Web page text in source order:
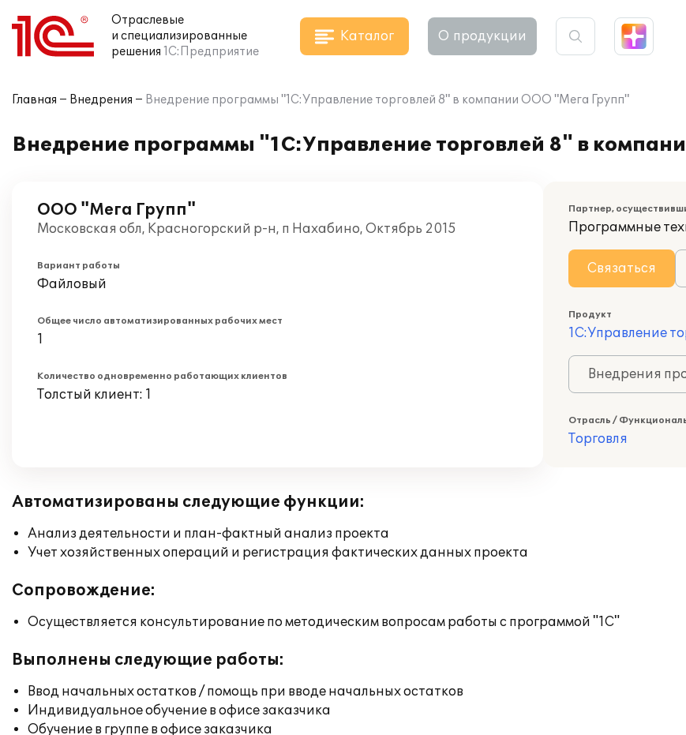
Отраслевые
и специализированные
решения 1С:Предприятие
Каталог О продукции
Главная Внедрения Внедрение программы "1С:Управление торговлей 8" в компании ООО "Мега Групп"
Внедрение программы "1С:Управление торговлей 8" в
ООО "Мега Групп"
Московская обл, Красногорский р-н, п Нахабино, Октябрь 2015
Вариант работы
Файловый
Общее число автоматизированных рабочих мест
1
Количество одновременно работающих клиентов
Толстый клиент: 1
Партнер,
Программные
Связаться
Продукт
1С:Управление
Внедрения
Отрасль /
Торговля
Автоматизированы следующие функции:
Анализ деятельности и план-фактный анализ проекта
Учет хозяйственных операций и регистрация фактических данных проекта
Сопровождение:
Осуществляется консультирование по методическим вопросам работы с программой "1С"
Выполнены следующие работы:
Ввод начальных остатков / помощь при вводе начальных остатков
Индивидуальное обучение в офисе заказчика
Обучение в группе в офисе заказчика